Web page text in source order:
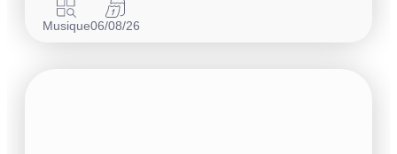
Musique06/08/26